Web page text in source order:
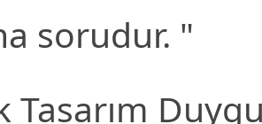
sorudur. "
Tasarım